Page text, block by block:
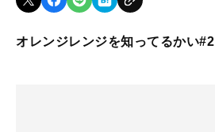
オレンジレンジを知ってるかい#2